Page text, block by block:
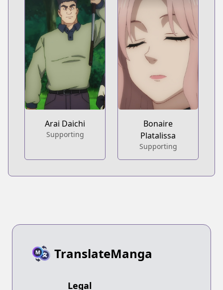
Arai Daichi
Supporting
Bonaire
Platalissa
Supporting
TranslateManga
Legal